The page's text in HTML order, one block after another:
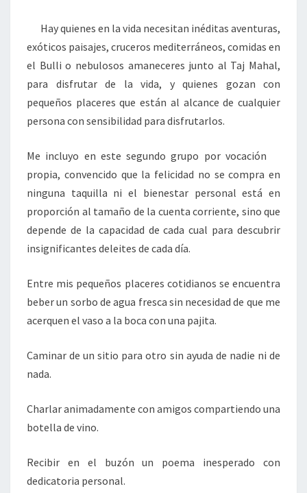
Hay quienes en la vida necesitan inéditas aventuras,
exóticos paisajes, cruceros mediterráneos, comidas en
el Bulli o nebulosos amaneceres junto al Taj Mahal,
para disfrutar de la vida, y quienes gozan con
pequeños placeres que están al alcance de cualquier
persona con sensibilidad para disfrutarlos.
Me incluyo en este segundo grupo por vocación
propia, convencido que la felicidad no se compra en
ninguna taquilla ni el bienestar personal está en
proporción al tamaño de la cuenta corriente, sino que
depende de la capacidad de cada cual para descubrir
insignificantes deleites de cada día.
Entre mis pequeños placeres cotidianos se encuentra
beber un sorbo de agua fresca sin necesidad de que me
acerquen el vaso a la boca con una pajita.
Caminar de un sitio para otro sin ayuda de nadie ni de
nada.
Charlar animadamente con amigos compartiendo una
botella de vino.
Recibir en el buzón un poema inesperado con
dedicatoria personal.